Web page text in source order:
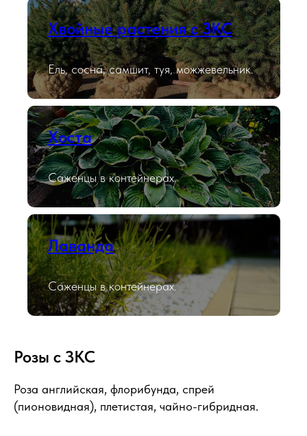
Хвойные растения с ЗКС
Ель, сосна, самшит, туя, можжевельник.
Хоста
Саженцы в контейнерах.
Лаванда
Саженцы в контейнерах.
Розы с ЗКС
Роза английская, флорибунда, спрей
(пионовидная), плетистая, чайно-гибридная.